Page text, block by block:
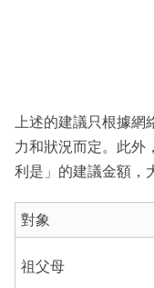
上述的建議只根據
力和狀況而定。此外
利是」的建議金額，
對象
祖父母